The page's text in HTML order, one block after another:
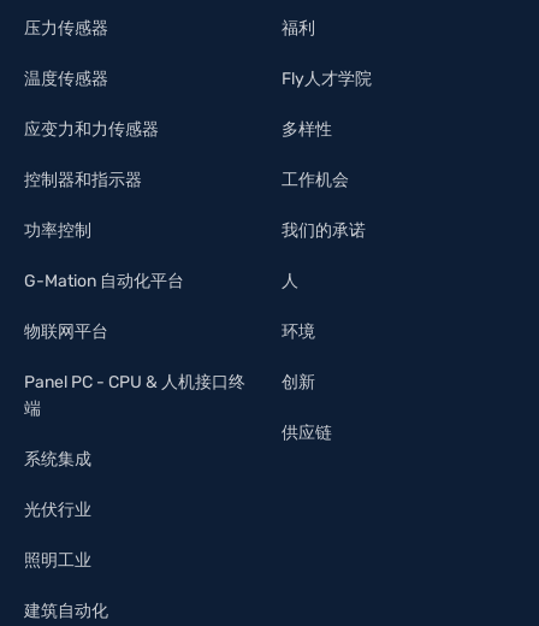
压力传感器
温度传感器
应变力和力传感器
控制器和指示器
功率控制
G-Mation 自动化平台
物联网平台
Panel PC - CPU & 人机接口终
端
系统集成
光伏行业
照明工业
建筑自动化
福利
Fly人才学院
多样性
工作机会
我们的承诺
人
环境
创新
供应链